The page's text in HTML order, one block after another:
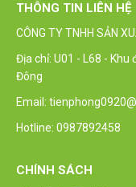
THÔNG TIN LIÊN HỆ
CÔNG TY TNHH SẢN
Địa chỉ: U01 - L68 - Khu
Đông
Email:
Hotline: 0987892458
CHÍNH SÁCH